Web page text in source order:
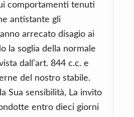
cui comportamenti tenuti
antistante gli
arrecato disagio ai
la soglia della normale
dall’art. 844 c.c. e
del nostro stabile.
Sua sensibilità, La invito
entro dieci giorni